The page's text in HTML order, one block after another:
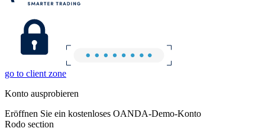
go to client zone
Konto ausprobieren
Eröffnen Sie ein kostenloses OANDA-Demo-Konto
Rodo section